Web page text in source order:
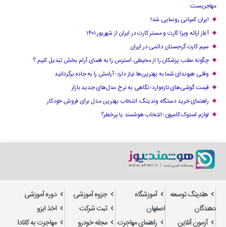
مهاجریست
ایران کمپانی رونمایی شد!
آغاز ارائه ویزا کارت و مستر کارت در ایران از شهریور ۱۴۰۱
سیم کارت گرجستان دائمی در ایران
چگونه مطب پزشکان را از محیطی استرس زا به فضای آرام بخش تبدیل کنیم ؟
وقتی هیوندای شما به بهترین‌ها نیاز دارد؛ آرامش را به جاده برگردانید
قیمت گوشی‌های تازه‌وارد؛ نگاهی به نرخ مدل‌های جدید بازار
راهنمای خرید دستگاه وندینگ: انتخاب بهترین مدل برای فروش خودکار
لوازم استوک کامیون؛ انتخاب هوشمند یا پرخطر؟
هلدینگ توسعه
دهندگان
آموزشگاه
اصفهان
جزوه آموزشی
دوره آموزشی
ثبت شرکت
اخذ ایزو
آزمون آنلاین
راهنمای مهاجرت مجله خودرو مهاجرت به کانادا